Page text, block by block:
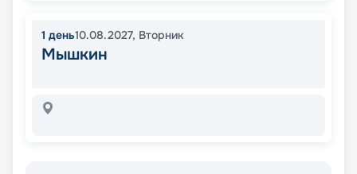
1 день10.08.2027, Вторник
Мышкин